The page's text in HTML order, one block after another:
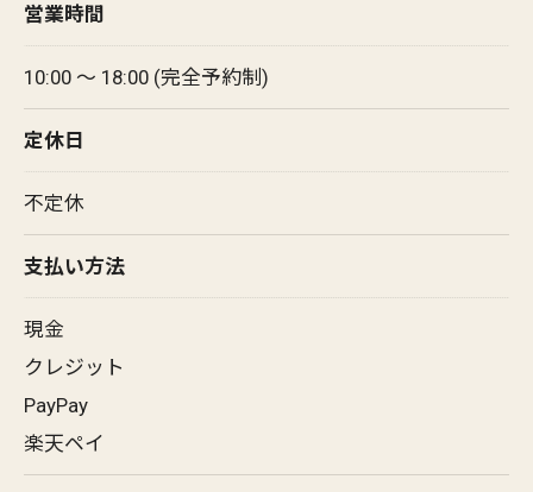
営業時間
10:00 〜 18:00 (完全予約制)
定休日
不定休
支払い方法
現金
クレジット
PayPay
楽天ペイ